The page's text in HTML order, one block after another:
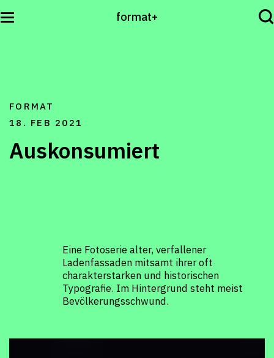
format+
Lesen
format+
FORMAT
18. FEB 2021
Auskonsumiert
Eine Fotoserie alter, verfallener
Ladenfassaden mitsamt ihrer oft
charakterstarken und historischen
Typografie. Im Hintergrund steht meist
Bevölkerungsschwund.